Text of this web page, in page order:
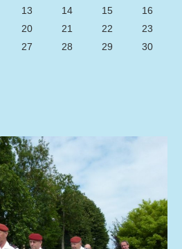
13 14 15
16
20 21 22
23
27 28 29
30